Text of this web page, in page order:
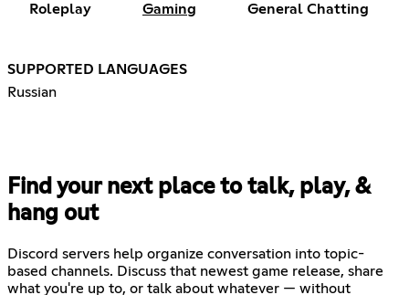
Roleplay Gaming General Chatting
SUPPORTED LANGUAGES
Russian
Find your next place to talk, play, &
hang out
Discord servers help organize conversation into topic-
based channels. Discuss that newest game release, share
what you're up to, or talk about whatever — without